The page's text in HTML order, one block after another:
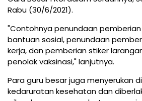
Rabu (30/6/2021).
"Contohnya penundaan
bantuan sosial, penundaan
kerja, dan pemberian stiker
penolak vaksinasi," lanjutnya.
Para guru besar juga menyerukan
kedaruratan kesehatan dan